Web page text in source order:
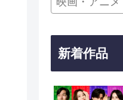
新着作品